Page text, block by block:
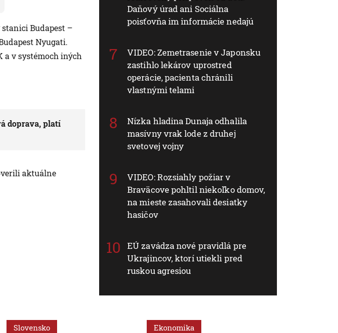
Budapest –
Nyugati.
a v systémoch iných
doprava, platí
aktuálne
Daňový úrad ani Sociálna
poisťovňa im informácie nedajú
VIDEO: Zemetrasenie v Japonsku
zastihlo lekárov uprostred
operácie, pacienta chránili
vlastnými telami
Nízka hladina Dunaja odhalila
masívny vrak lode z druhej
svetovej vojny
VIDEO: Rozsiahly požiar v
Braväcove pohltil niekoľko domov,
na mieste zasahovali desiatky
hasičov
EÚ zavádza nové pravidlá pre
Ukrajincov, ktorí utiekli pred
ruskou agresiou
Slovensko Ekonomika